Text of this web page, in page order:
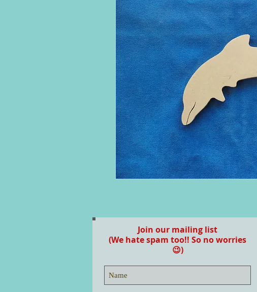
Join our mailing list
(We hate spam too!! So no worries
😉)